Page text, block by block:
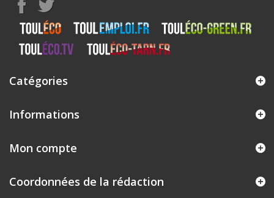
Catégories
Informations
Mon compte
Coordonnées de la rédaction